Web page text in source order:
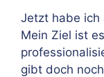
Jetzt habe ich
Mein Ziel ist
gibt doch